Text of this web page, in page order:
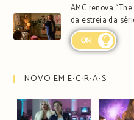
AMC renova
da estreia da
ON
NOVO EM E∙C∙R∙Ã∙S